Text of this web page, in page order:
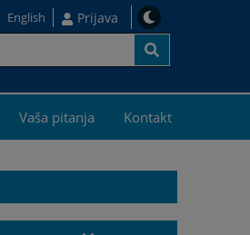
English Prijava
Vaša pitanja Kontakt